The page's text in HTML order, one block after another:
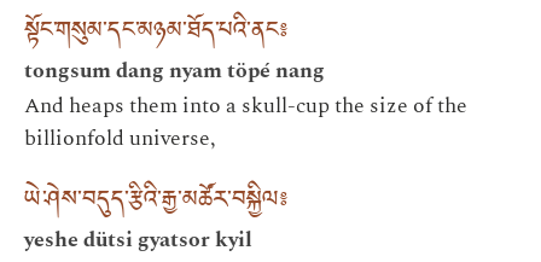
སྟོང་གསུམ་དང་མཉམ་ཐོད་པའི་ནང༔
tongsum dang nyam töpé nang
And heaps them into a skull-cup the size of the
billionfold universe,
ཡེ་ཤེས་བདུད་རྩིའི་རྒྱ་མཚོར་བསྐྱིལ༔
yeshe dütsi gyatsor kyil